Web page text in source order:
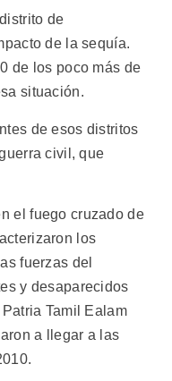
de
de la sequía.
de los poco más de
situación.
de esos distritos
civil, que
el fuego cruzado de
los
fuerzas del
y desaparecidos
Tamil Ealam
a llegar a las